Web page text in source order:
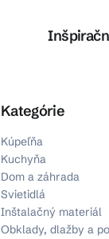
Kategórie
Kúpeľňa
Kuchyňa
Dom a záhrada
Svietidlá
Inštalačný materiál
Obklady, dlažby a